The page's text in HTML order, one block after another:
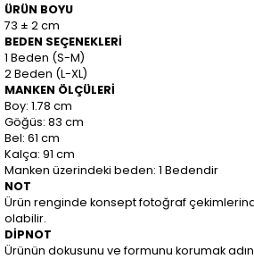
ÜRÜN BOYU
73 ± 2 cm
BEDEN SEÇENEKLERİ
1 Beden (S-M)
2 Beden (L-XL)
MANKEN ÖLÇÜLERİ
Boy: 1.78 cm
Göğüs: 83 cm
Bel: 61 cm
Kalça: 91 cm
Manken üzerindeki beden: 1 Bedendir
NOT
Ürün renginde konsept fotoğraf
olabilir.
DİPNOT
Ürünün dokusunu ve formunu korumak